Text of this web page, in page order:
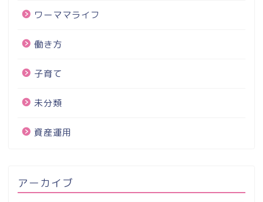
ワーママライフ
働き方
子育て
未分類
資産運用
アーカイブ